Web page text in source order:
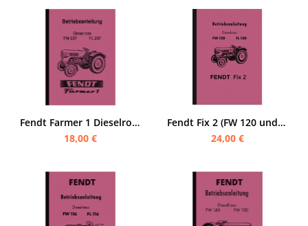
Fendt Farmer 1 Dieselross FW 237 und FL 237 Bedienungsanleitung
18,00 €
Fendt Fix 2 (FW 120 und FL 120) Schlepper Bedienungsanleitung
24,00 €